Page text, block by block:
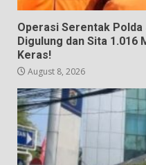
Operasi Serentak Polda
Digulung dan Sita 1.016
Keras!
August 8, 2026